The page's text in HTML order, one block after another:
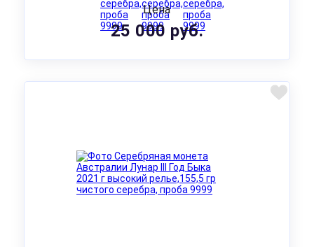
Цена
25 000 руб.